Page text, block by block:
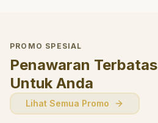
PROMO SPESIAL
Penawaran Terbatas
Untuk Anda
Lihat Semua Promo